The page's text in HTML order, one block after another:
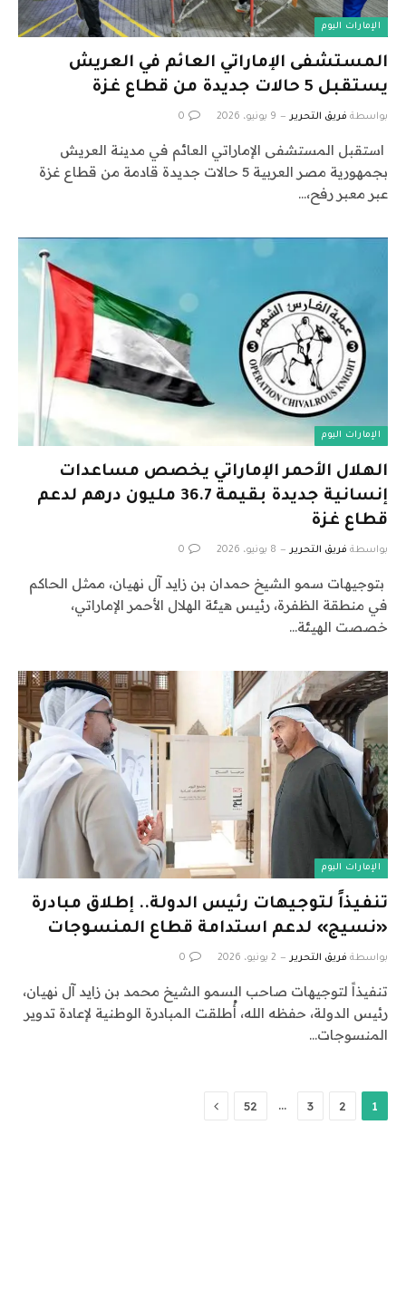
الإمارات اليوم
المستشفى الإماراتي العائم في العريش
يستقبل 5 حالات جديدة من قطاع غزة
بواسطة فريق التحرير 9 يونيو، 2026 0
استقبل المستشفى الإماراتي العائم في مدينة العريش
بجمهورية مصر العربية 5 حالات جديدة قادمة من قطاع غزة
عبر معبر رفح،…
الإمارات اليوم
الهلال الأحمر الإماراتي يخصص مساعدات
إنسانية جديدة بقيمة 36.7 مليون درهم لدعم
قطاع غزة
بواسطة فريق التحرير 8 يونيو، 2026 0
بتوجيهات سمو الشيخ حمدان بن زايد آل نهيان، ممثل الحاكم
في منطقة الظفرة، رئيس هيئة الهلال الأحمر الإماراتي،
خصصت الهيئة…
الإمارات اليوم
تنفيذاً لتوجيهات رئيس الدولة.. إطلاق مبادرة
«نسيج» لدعم استدامة قطاع المنسوجات
بواسطة فريق التحرير 2 يونيو، 2026 0
تنفيذاً لتوجيهات صاحب السمو الشيخ محمد بن زايد آل نهيان،
رئيس الدولة، حفظه الله، أُطلقت المبادرة الوطنية لإعادة تدوير
المنسوجات…
1
2
3
…
52 التالي